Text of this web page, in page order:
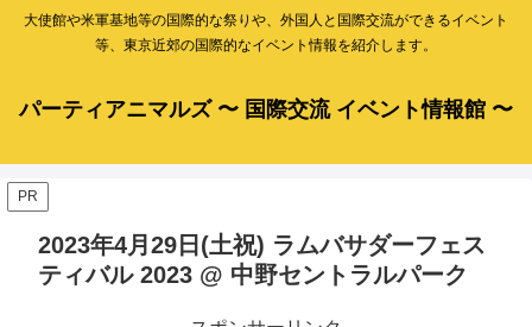
大使館や米軍基地等の国際的な祭りや、外国人と国際交流ができるイベント
等、東京近郊の国際的なイベント情報を紹介します。
パーティアニマルズ 〜 国際交流 イベント情報館 〜
PR
2023年4月29日(土祝) ラムバサダーフェス
ティバル 2023 @ 中野セントラルパーク